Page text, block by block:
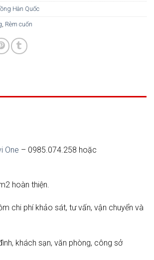
Hàn Quốc
Rèm cuốn
One – 0985.074.258 hoặc
hoàn thiện.
chi phí khảo sát, tư vấn, vận chuyển và
khách sạn, văn phòng, công sở